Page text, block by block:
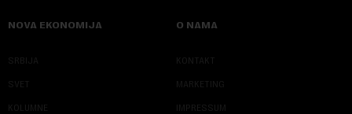
NOVA EKONOMIJA
SRBIJA
SVET
KOLUMNE
O NAMA
KONTAKT
MARKETING
IMPRESSUM